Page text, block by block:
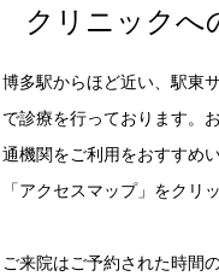
クリニックへ
博多駅からほど近い、駅東
で診療を行っております。
通機関をご利用をおすすめ
「アクセスマップ」をクリ
ご来院はご予約された時間